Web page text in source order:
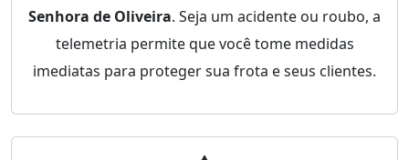
Senhora de Oliveira. Seja um acidente ou roubo, a
telemetria permite que você tome medidas
imediatas para proteger sua frota e seus clientes.